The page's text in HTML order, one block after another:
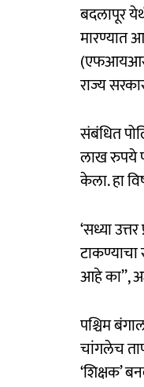
बदलापूर
मारण्यात
(एफआयआर)
राज्य
संबंधित
लाख रुपये
केला. हा
‘सध्या
टाकण्याचा
आहे का’’,
पश्चिम
चांगलेच
‘शिक्षक’